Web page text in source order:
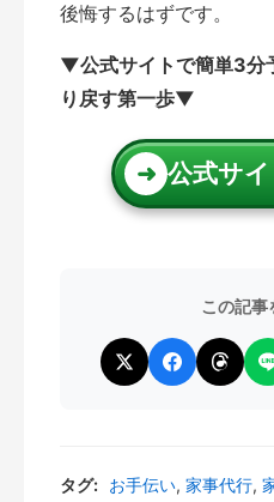
後悔するはずです。
▼公式サイトで簡単3分
り戻す第一歩▼
➜ 公式サ
この記事
タグ: お手伝い, 家事代行,